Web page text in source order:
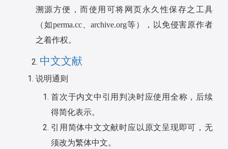
溯源方便，而使用可将网页永久性保存之工具
（如perma.cc、archive.org等），以免侵害原作者
之着作权。
中文文献
说明通则
首次于内文中引用判决时应使用全称，后续
得简化表示。
引用简体中文文献时应以原文呈现即可，无
须改为繁体中文。